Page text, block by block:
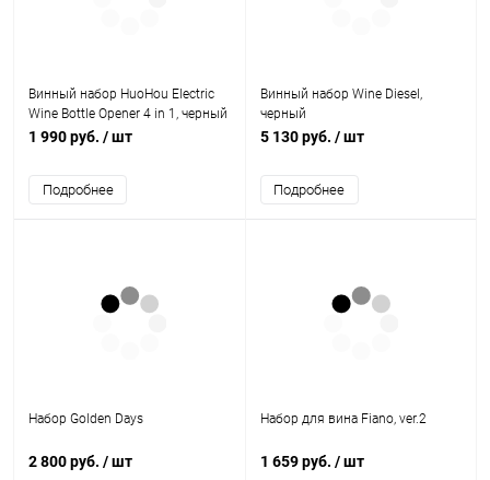
Винный набор HuoHou Electric
Wine Bottle Opener 4 in 1, черный
1 990 руб. / шт
Подробнее
Винный набор Wine Diesel,
черный
5 130 руб. / шт
Подробнее
Набор Golden Days
2 800 руб. / шт
Набор для вина Fiano, ver.2
1 659 руб. / шт